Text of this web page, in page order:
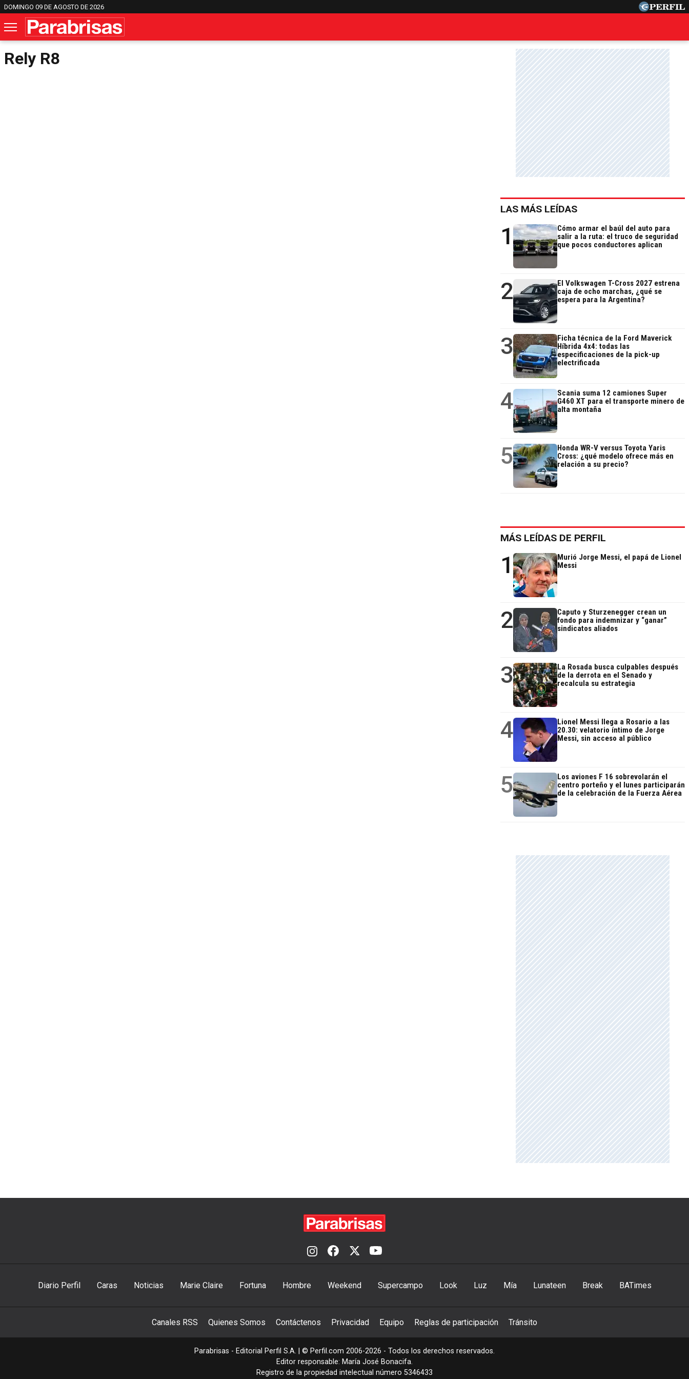
DOMINGO 09 DE AGOSTO DE 2026
Rely R8
LAS MÁS LEÍDAS
1
Cómo armar el baúl del auto para
salir a la ruta: el truco de seguridad
que pocos conductores aplican
2
El Volkswagen T-Cross 2027 estrena
caja de ocho marchas, ¿qué se
espera para la Argentina?
3
Ficha técnica de la Ford Maverick
Híbrida 4x4: todas las
especificaciones de la pick-up
electrificada
4
Scania suma 12 camiones Super
G460 XT para el transporte minero de
alta montaña
5
Honda WR-V versus Toyota Yaris
Cross: ¿qué modelo ofrece más en
relación a su precio?
MÁS LEÍDAS DE PERFIL
1
Murió Jorge Messi, el papá de Lionel
Messi
2
Caputo y Sturzenegger crean un
fondo para indemnizar y “ganar”
sindicatos aliados
3
La Rosada busca culpables después
de la derrota en el Senado y
recalcula su estrategia
4
Lionel Messi llega a Rosario a las
20.30: velatorio íntimo de Jorge
Messi, sin acceso al público
5
Los aviones F 16 sobrevolarán el
centro porteño y el lunes participarán
de la celebración de la Fuerza Aérea
Diario Perfil Caras Noticias Marie Claire Fortuna Hombre Weekend Supercampo Look Luz Mía Lunateen Break BATimes
Canales RSS Quienes Somos Contáctenos Privacidad Equipo Reglas de participación Tránsito
Parabrisas - Editorial Perfil S.A. | © Perfil.com 2006-2026 - Todos los derechos reservados.
Editor responsable: María José Bonacifa.
Registro de la propiedad intelectual número 5346433